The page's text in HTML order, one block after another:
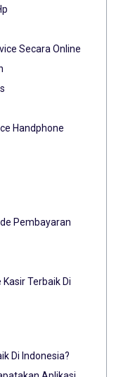
Secara Online
Handphone
Pembayaran
Terbaik Di
Di Indonesia?